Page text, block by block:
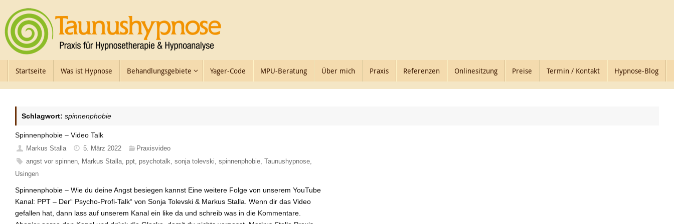
Inhalt
springen
InhaltStartseite Was ist Hypnose Behandlungsgebiete Yager-Code MPU-Beratung Über mich Praxis Referenzen Onlinesitzung Preise Termin / Kontakt Hypnose-Blog
Schlagwort: spinnenphobie
Spinnenphobie – Video Talk
Markus Stalla 5. März 2022
Praxisvideo
angst vor spinnen, Markus Stalla, ppt, psychotalk,sonja tolevski,spinnenphobie, Taunushypnose,
Usingen
Spinnenphobie – Wie du deine Angst besiegen kannst Eine weitere Folge von unserem YouTube
Kanal: PPT – Der“ Psycho-Profi-Talk“ von Sonja Tolevski & Markus Stalla. Wenn dir das Video
gefallen hat, dann lass auf unserem Kanal ein like da und schreib was in die Kommentare.